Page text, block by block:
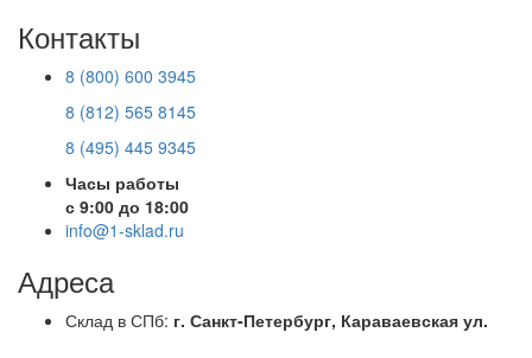
Контакты
8 (800) 600 3945
8 (812) 565 8145
8 (495) 445 9345
Часы работы
с 9:00 до 18:00
info@1-sklad.ru
Адреса
Склад в СПб: г. Санкт-Петербург, Караваевская ул.